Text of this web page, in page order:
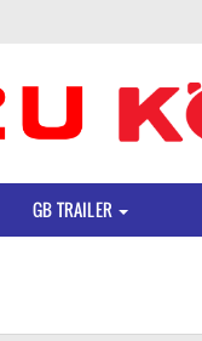
GB TRAILER